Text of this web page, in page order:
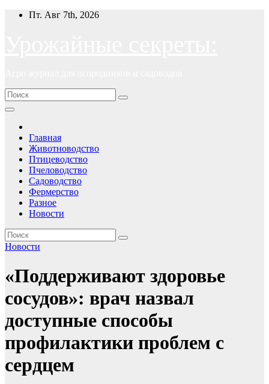
ПерейтиПт. Авг 7th, 2026
Главная
Животноводство
Птицеводство
Пчеловодство
Садоводство
Фермерство
Разное
Новости
Новости
«Поддерживают здоровье
сосудов»: врач назвал
доступные способы
профилактики проблем с
сердцем